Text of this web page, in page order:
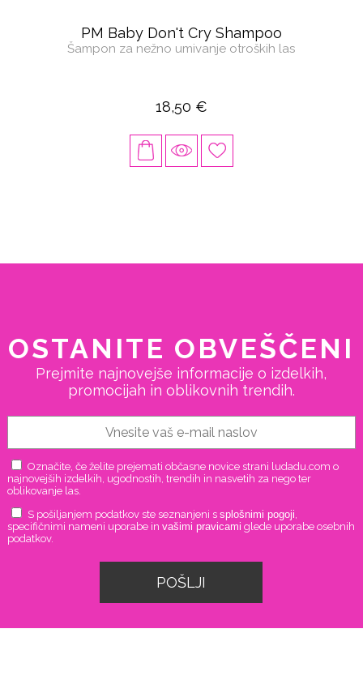
PM Baby Don't Cry Shampoo
Šampon za nežno umivanje otroških las
18,50 €
OSTANITE OBVEŠČENI
Prejmite najnovejše informacije o izdelkih,
promocijah in oblikovnih trendih.
Označite, če želite prejemati občasne novice strani ludadu.com o
najnovejših izdelkih, ugodnostih, trendih in nasvetih za nego ter
oblikovanje las.
S pošiljanjem podatkov ste seznanjeni s splošnimi pogoji,
specifičnimi nameni uporabe in vašimi pravicami glede uporabe osebnih
podatkov.
POŠLJI